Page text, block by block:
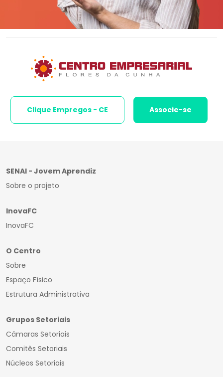
Clique Empregos - CE Associe-se
SENAI - Jovem Aprendiz
Sobre o projeto
InovaFC
InovaFC
O Centro
Sobre
Espaço Físico
Estrutura Administrativa
Grupos Setoriais
Câmaras Setoriais
Comitês Setoriais
Núcleos Setoriais